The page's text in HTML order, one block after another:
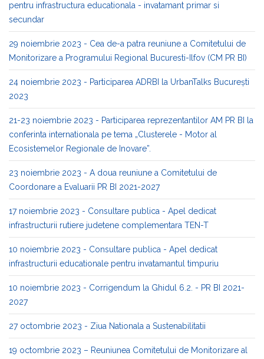
pentru infrastructura educationala - invatamant primar si
secundar
29 noiembrie 2023 - Cea de-a patra reuniune a Comitetului de
Monitorizare a Programului Regional Bucuresti-Ilfov (CM PR BI)
24 noiembrie 2023 - Participarea ADRBI la UrbanTalks București
2023
21-23 noiembrie 2023 - Participarea reprezentantilor AM PR BI la
conferinta internationala pe tema „Clusterele - Motor al
Ecosistemelor Regionale de Inovare”.
23 noiembrie 2023 - A doua reuniune a Comitetului de
Coordonare a Evaluarii PR BI 2021-2027
17 noiembrie 2023 - Consultare publica - Apel dedicat
infrastructurii rutiere judetene complementara TEN-T
10 noiembrie 2023 - Consultare publica - Apel dedicat
infrastructurii educationale pentru invatamantul timpuriu
10 noiembrie 2023 - Corrigendum la Ghidul 6.2. - PR BI 2021-
2027
27 octombrie 2023 - Ziua Nationala a Sustenabilitatii
19 octombrie 2023 – Reuniunea Comitetului de Monitorizare al